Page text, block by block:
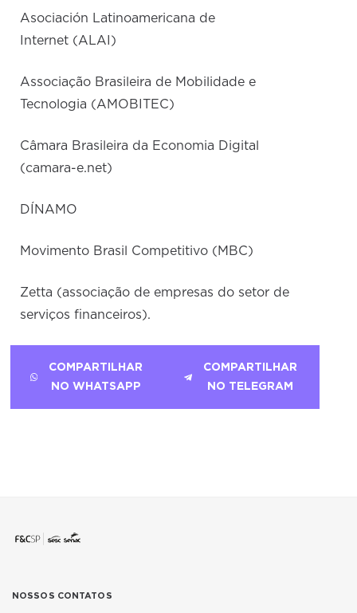
Asociación Latinoamericana de
Internet (ALAI)
Associação Brasileira de Mobilidade e
Tecnologia (AMOBITEC)
Câmara Brasileira da Economia Digital
(camara-e.net)
DÍNAMO
Movimento Brasil Competitivo (MBC)
Zetta (associação de empresas do setor de
serviços financeiros).
COMPARTILHAR
NO WHATSAPP
COMPARTILHAR
NO TELEGRAM
NOSSOS CONTATOS